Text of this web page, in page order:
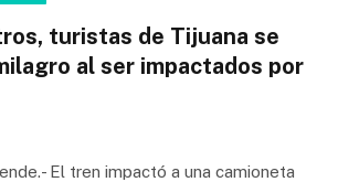
turistas de Tijuana se
al ser impactados por
El tren impactó a una camioneta